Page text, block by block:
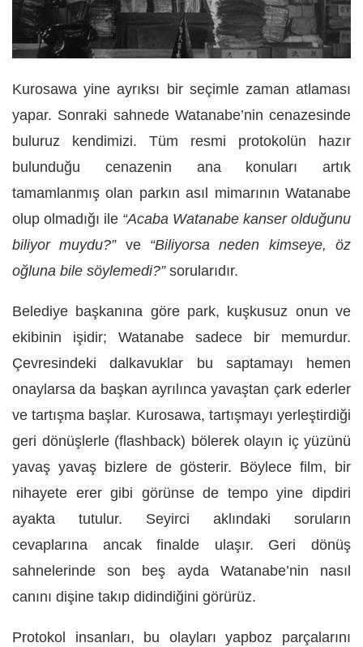
Kurosawa yine ayrıksı bir seçimle zaman atlaması
yapar. Sonraki sahnede Watanabe’nin cenazesinde
buluruz kendimizi. Tüm resmi protokolün hazır
bulunduğu cenazenin ana konuları artık
tamamlanmış olan parkın asıl mimarının Watanabe
olup olmadığı ile “Acaba Watanabe kanser olduğunu
biliyor muydu?”ve “Biliyorsa neden kimseye, öz
oğluna bile söylemedi?”sorularıdır.
Belediye başkanına göre park, kuşkusuz onun ve
ekibinin işidir; Watanabe sadece bir memurdur.
Çevresindeki dalkavuklar bu saptamayı hemen
onaylarsa da başkan ayrılınca yavaştan çark ederler
ve tartışma başlar. Kurosawa, tartışmayı yerleştirdiği
geri dönüşlerle (flashback) bölerek olayın iç yüzünü
yavaş yavaş bizlere de gösterir. Böylece film, bir
nihayete erer gibi görünse de tempo yine dipdiri
ayakta tutulur. Seyirci aklındaki soruların
cevaplarına ancak finalde ulaşır. Geri dönüş
sahnelerinde son beş ayda Watanabe’nin nasıl
canını dişine takıp didindiğini görürüz.
Protokol insanları, bu olayları yapboz parçalarını